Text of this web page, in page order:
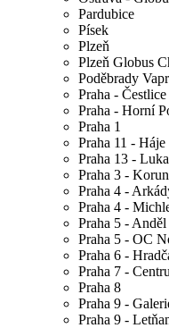
Pardubice
Písek
Plzeň
Plzeň Globus
Poděbrady
Praha -
Praha - Horní
Praha 1
Praha 11 - Háje
Praha 13 -
Praha 3 -
Praha 4 -
Praha 4 -
Praha 5 - Anděl
Praha 5 - OC
Praha 6 -
Praha 7 -
Praha 8
Praha 9 -
Praha 9 -